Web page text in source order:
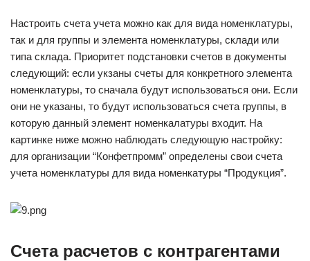
Настроить счета учета можно как для вида номенклатуры,
так и для группы и элемента номенклатуры, склади или
типа склада. Приоритет подстановки счетов в документы
следующий: если укзаны счеты для конкретного элемента
номенклатуры, то сначала будут использоваться они. Если
они не указаны, то будут использоваться счета группы, в
которую данный элемент номенкалатуры входит. На
картинке ниже можно наблюдать следующую настройку:
для организации “Конфетпромм” определены свои счета
учета номенклатуры для вида номенкатуры “Продукция”.
Счета расчетов с контрагентами